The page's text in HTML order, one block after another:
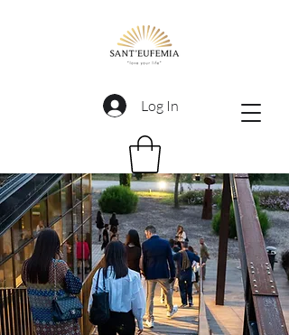
Log In